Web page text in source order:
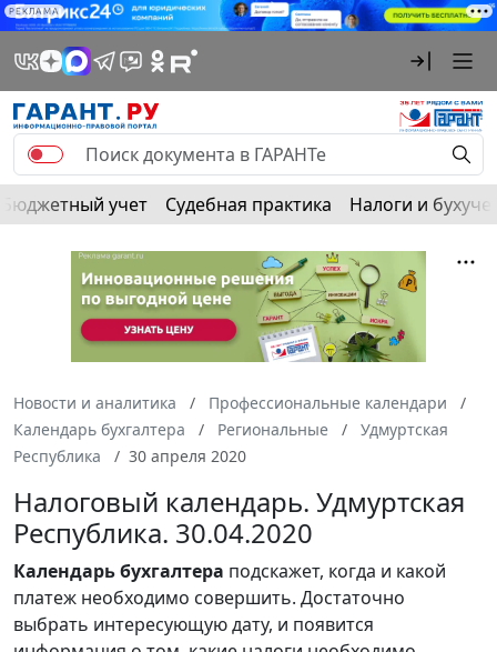
РЕКЛАМА
Бюджетный учет Судебная практика Налоги и
Новости и аналитика
Профессиональные календари
Календарь бухгалтера
Региональные
Удмуртская
Республика
30 апреля 2020
Налоговый календарь. Удмуртская
Республика. 30.04.2020
Календарьбухгалтера подскажет, когда и какой
платеж необходимо совершить. Достаточно
выбрать интересующую дату, и появится